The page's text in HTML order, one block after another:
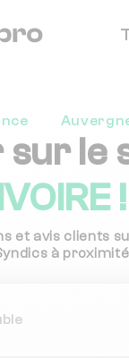
le
!
et avis clients
à